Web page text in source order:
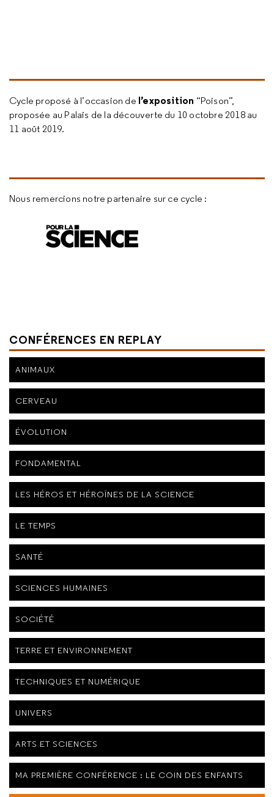
Cycle proposé à l’occasion de l’exposition “Poison”,
proposée au Palais de la découverte du 10 octobre 2018 au
11 août 2019.
Nous remercions notre partenaire sur ce cycle :
CONFÉRENCES EN REPLAY
ANIMAUX
CERVEAU
ÉVOLUTION
FONDAMENTAL
LES HÉROS ET HÉROÏNES DE LA SCIENCE
LE TEMPS
SANTÉ
SCIENCES HUMAINES
SOCIÉTÉ
TERRE ET ENVIRONNEMENT
TECHNIQUES ET NUMÉRIQUE
UNIVERS
ARTS ET SCIENCES
MA PREMIÈRE CONFÉRENCE : LE COIN DES ENFANTS